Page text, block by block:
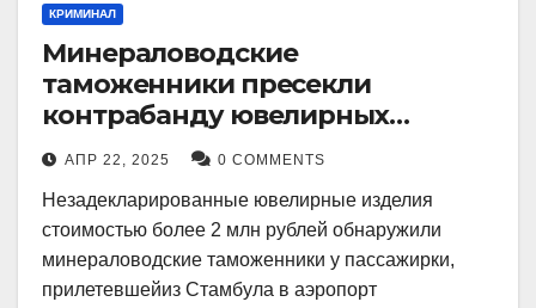
КРИМИНАЛ
Минераловодские
таможенники пресекли
контрабанду ювелирных
изделий на 2 млн рублей
АПР 22, 2025 0 COMMENTS
Незадекларированные ювелирные изделия
стоимостью более 2 млн рублей обнаружили
минераловодские таможенники у пассажирки,
прилетевшейиз Стамбула в аэропорт